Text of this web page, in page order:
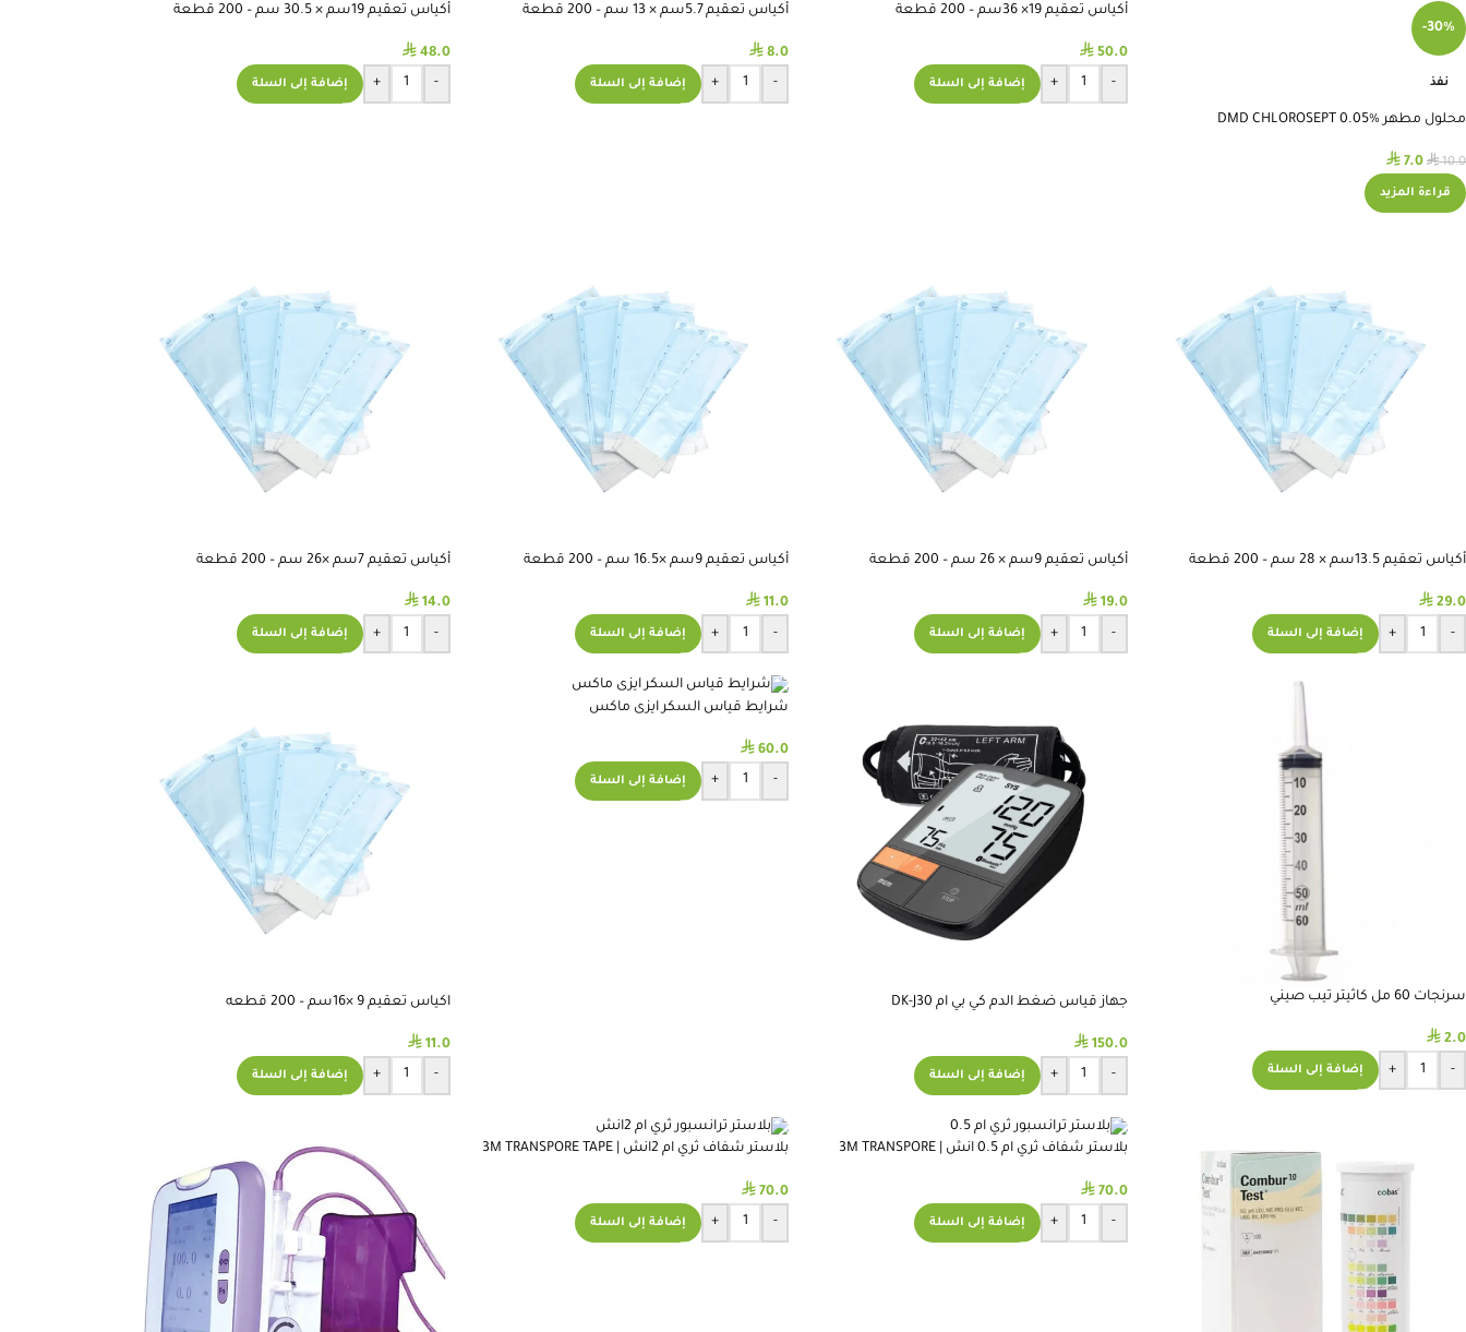
-30%
نفذ
محلول مطهر DMD CHLOROSEPT 0.05%
⃁10.0
⃁ 7.0
قراءة المزيد
أكياس تعقيم 19× 36سم – 200 قطعة
⃁50.0
-
+ إضافة إلى السلة
أكياس تعقيم 5.7سم × 13 سم – 200 قطعة
⃁ 8.0
-
+ إضافة إلى السلة
أكياس تعقيم 19سم × 30.5 سم – 200 قطعة
⃁48.0
-
+ إضافة إلى السلة
أكياس تعقيم 13.5سم × 28 سم – 200 قطعة
⃁ 29.0
-
+ إضافة إلى السلة
أكياس تعقيم 9سم × 26 سم – 200 قطعة
⃁19.0
-
+ إضافة إلى السلة
أكياس تعقيم 9سم ×16.5 سم – 200 قطعة
⃁ 11.0
-
+ إضافة إلى السلة
أكياس تعقيم 7سم ×26 سم – 200 قطعة
⃁14.0
-
+ إضافة إلى السلة
سرنجات 60 مل كاثيتر تيب صيني
⃁ 2.0
-
+ إضافة إلى السلة
جهاز قياس ضغط الدم كي بي ام DK-J30
⃁150.0
-
+ إضافة إلى السلة
شرايط قياس السكر ايزى ماكس
⃁ 60.0
-
+ إضافة إلى السلة
اكياس تعقيم 9 ×16سم – 200 قطعه
⃁11.0
-
+ إضافة إلى السلة
بلاستر شفاف ثري ام 0.5 انش | 3M TRANSPORE
⃁70.0
-
+ إضافة إلى السلة
بلاستر شفاف ثري ام 2انش | 3M TRANSPORE TAPE
⃁ 70.0
-
+ إضافة إلى السلة